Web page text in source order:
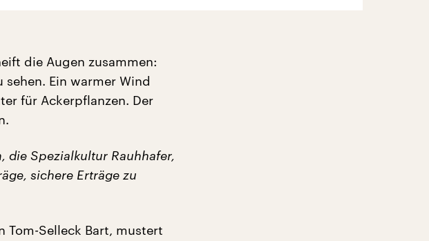
die Augen zusammen:
Ein warmer Wind
für Ackerpflanzen. Der
die Spezialkultur Rauhhafer,
sichere Erträge zu
Tom-Selleck Bart, mustert